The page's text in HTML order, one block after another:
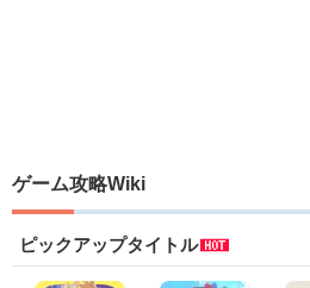
ゲーム攻略Wiki
ピックアップタイトル